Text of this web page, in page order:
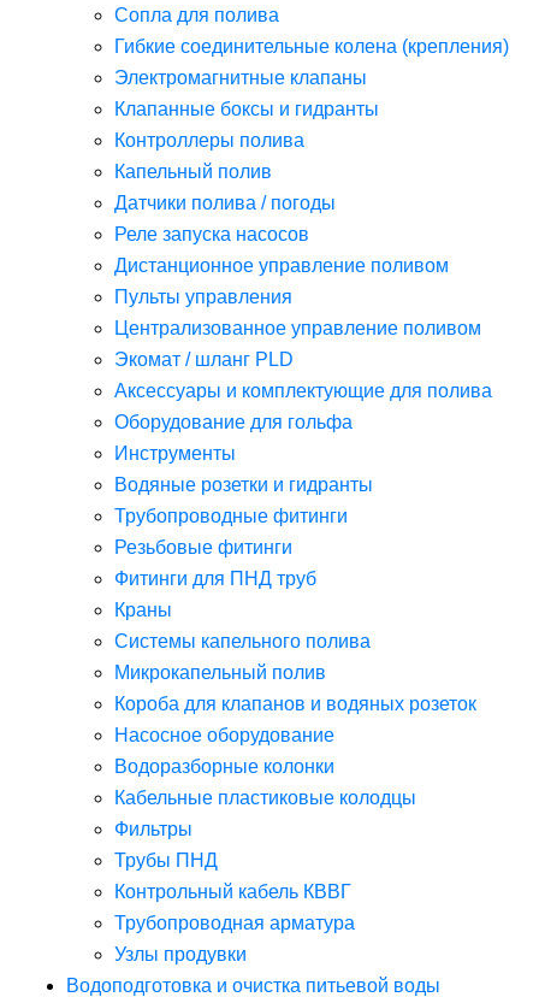
Сопла для полива
Гибкие соединительные колена (крепления)
Электромагнитные клапаны
Клапанные боксы и гидранты
Контроллеры полива
Капельный полив
Датчики полива / погоды
Реле запуска насосов
Дистанционное управление поливом
Пульты управления
Централизованное управление поливом
Экомат / шланг PLD
Аксессуары и комплектующие для полива
Оборудование для гольфа
Инструменты
Водяные розетки и гидранты
Трубопроводные фитинги
Резьбовые фитинги
Фитинги для ПНД труб
Краны
Системы капельного полива
Микрокапельный полив
Короба для клапанов и водяных розеток
Насосное оборудование
Водоразборные колонки
Кабельные пластиковые колодцы
Фильтры
Трубы ПНД
Контрольный кабель КВВГ
Трубопроводная арматура
Узлы продувки
Водоподготовка и очистка питьевой воды